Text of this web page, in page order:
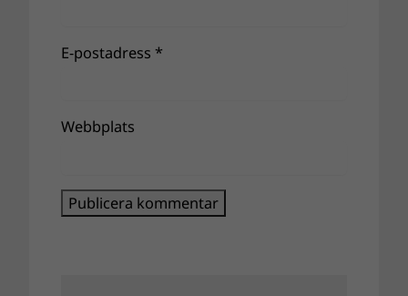
E-postadress *
Webbplats